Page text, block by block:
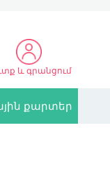
և գրանցում
քարտեր